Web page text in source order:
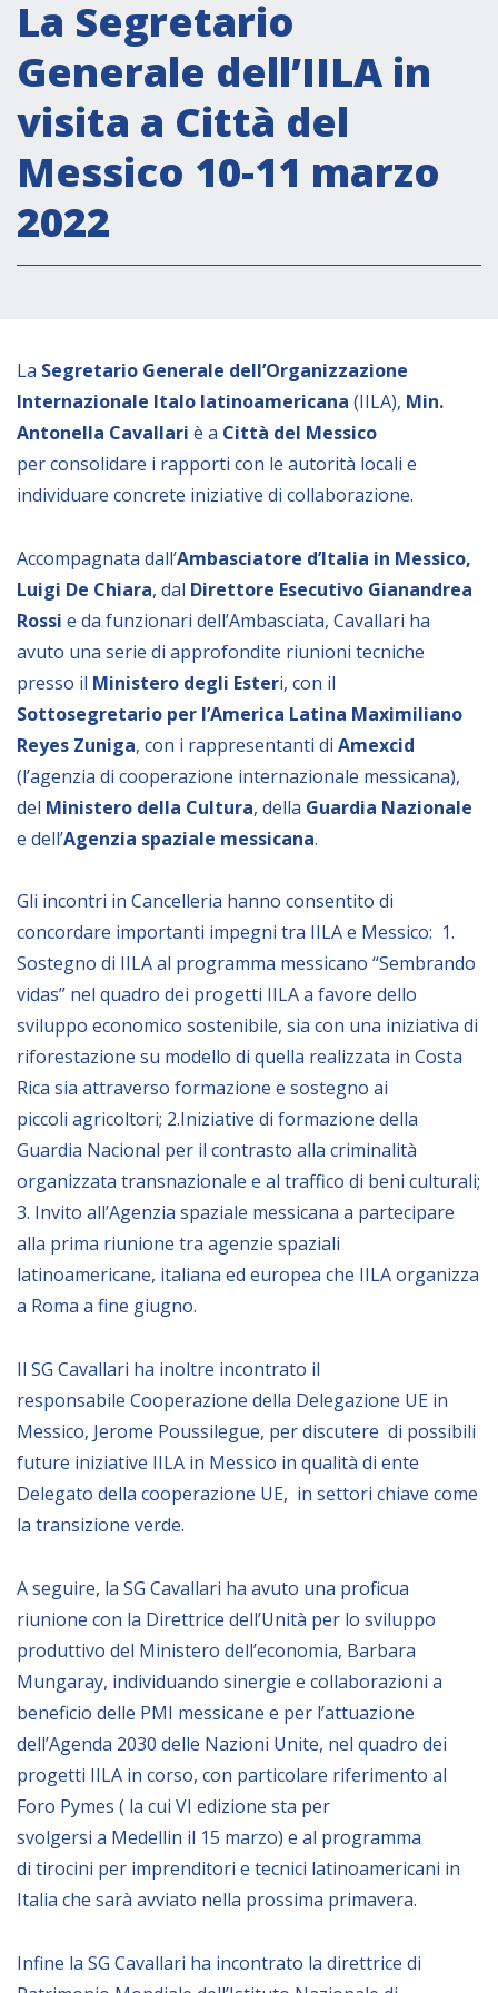
Segreteria Culturale
Segreteria Socio-economica
Segreteria Tecnico scientifica
Forum PMI
Rete per la promozione dell’uguaglianza di
genere
COOPERAZIONE
Patrimonio culturale
Giustizia e Sicurezza
EUROsociAL
EL PAcCTO
EUROFRONT
COPOLAD III
AL-INVEST Verde
Foto
Video
Audio
BIBLIOTECA
Catalogo
Pubblicazioni
OPPORTUNITÀ
Bandi
Borse di studio
Alta Formazione
Albo fornitori
Contratti/Accordi/Grant
NEWSLETTER
La Segretario
Generale dell’IILA in
visita a Città del
Messico 10-11 marzo
2022
La Segretario Generale dell’Organizzazione
Internazionale Italo latinoamericana (IILA), Min.
Antonella Cavallari è a Città del Messico
perconsolidare i rapporti con le autorità locali e
individuare concrete iniziative di collaborazione.
Accompagnata dall’Ambasciatore d’Italia in Messico,
Luigi De Chiara, dal Direttore Esecutivo Gianandrea
Rossi e da funzionari dell’Ambasciata, Cavallari ha
avuto una serie di approfondite riunioni tecniche
presso il Ministero degli Esteri, con il
Sottosegretario per l’America Latina Maximiliano
Reyes Zuniga, con i rappresentanti di Amexcid
(l’agenzia di cooperazione internazionale messicana),
del Ministero della Cultura, della Guardia Nazionale
e dell’Agenzia spaziale messicana.
Gli incontri in Cancelleria hanno consentito di
concordare importanti impegni tra IILA e Messico: 1.
Sostegno di IILA al programma messicano “Sembrando
vidas” nel quadro dei progetti IILA a favore dello
sviluppo economico sostenibile, sia con una iniziativa di
riforestazione su modello di quella realizzata in Costa
Rica sia attraverso formazione e sostegno ai
piccoli agricoltori; 2.Iniziative di formazione della
Guardia Nacional per il contrasto alla criminalità
organizzata transnazionale e al traffico di beni culturali;
3. Invito all’Agenzia spaziale messicana a partecipare
alla prima riunione tra agenzie spaziali
latinoamericane, italiana ed europea che IILA organizza
a Roma a fine giugno.
Il SG Cavallari ha inoltre incontrato il
responsabile Cooperazione della Delegazione UE in
Messico, Jerome Poussilegue, per discutere di possibili
future iniziative IILA in Messico in qualità di ente
Delegato della cooperazione UE, in settori chiave come
la transizione verde.
A seguire, la SG Cavallari ha avuto una proficua
riunione con la Direttrice dell’Unità per lo sviluppo
produttivo del Ministero dell’economia, Barbara
Mungaray, individuando sinergie e collaborazioni a
beneficio delle PMI messicane e per l’attuazione
dell’Agenda 2030 delle Nazioni Unite, nel quadro dei
progetti IILA in corso, con particolare riferimento al
Foro Pymes ( la cui VI edizione sta per
svolgersi a Medellin il 15 marzo) e al programma
di tirocini per imprenditori e tecnici latinoamericani in
Italia che sarà avviato nella prossima primavera.
Infine la SG Cavallari ha incontrato la direttrice di